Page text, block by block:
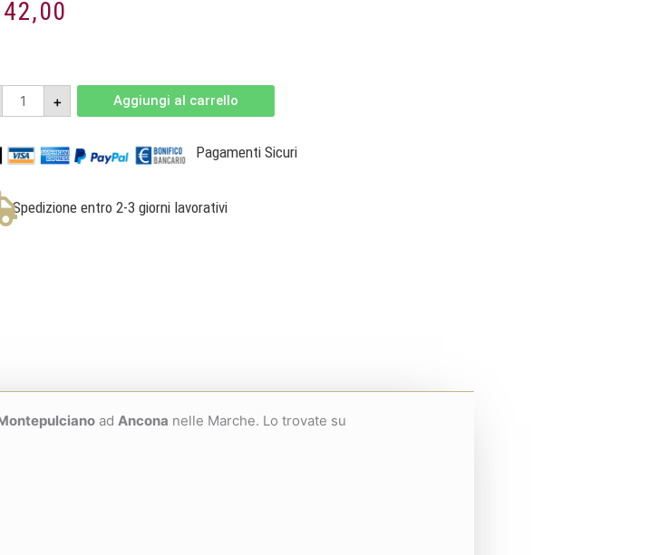
Dorico
2019
-
Riserva
DOCG
-
Cantine
Moroder
+ Aggiungi al carrello
Pagamenti Sicuri
Spedizione entro 2-3 giorni lavorativi
ad Ancona nelle Marche. Lo trovate su